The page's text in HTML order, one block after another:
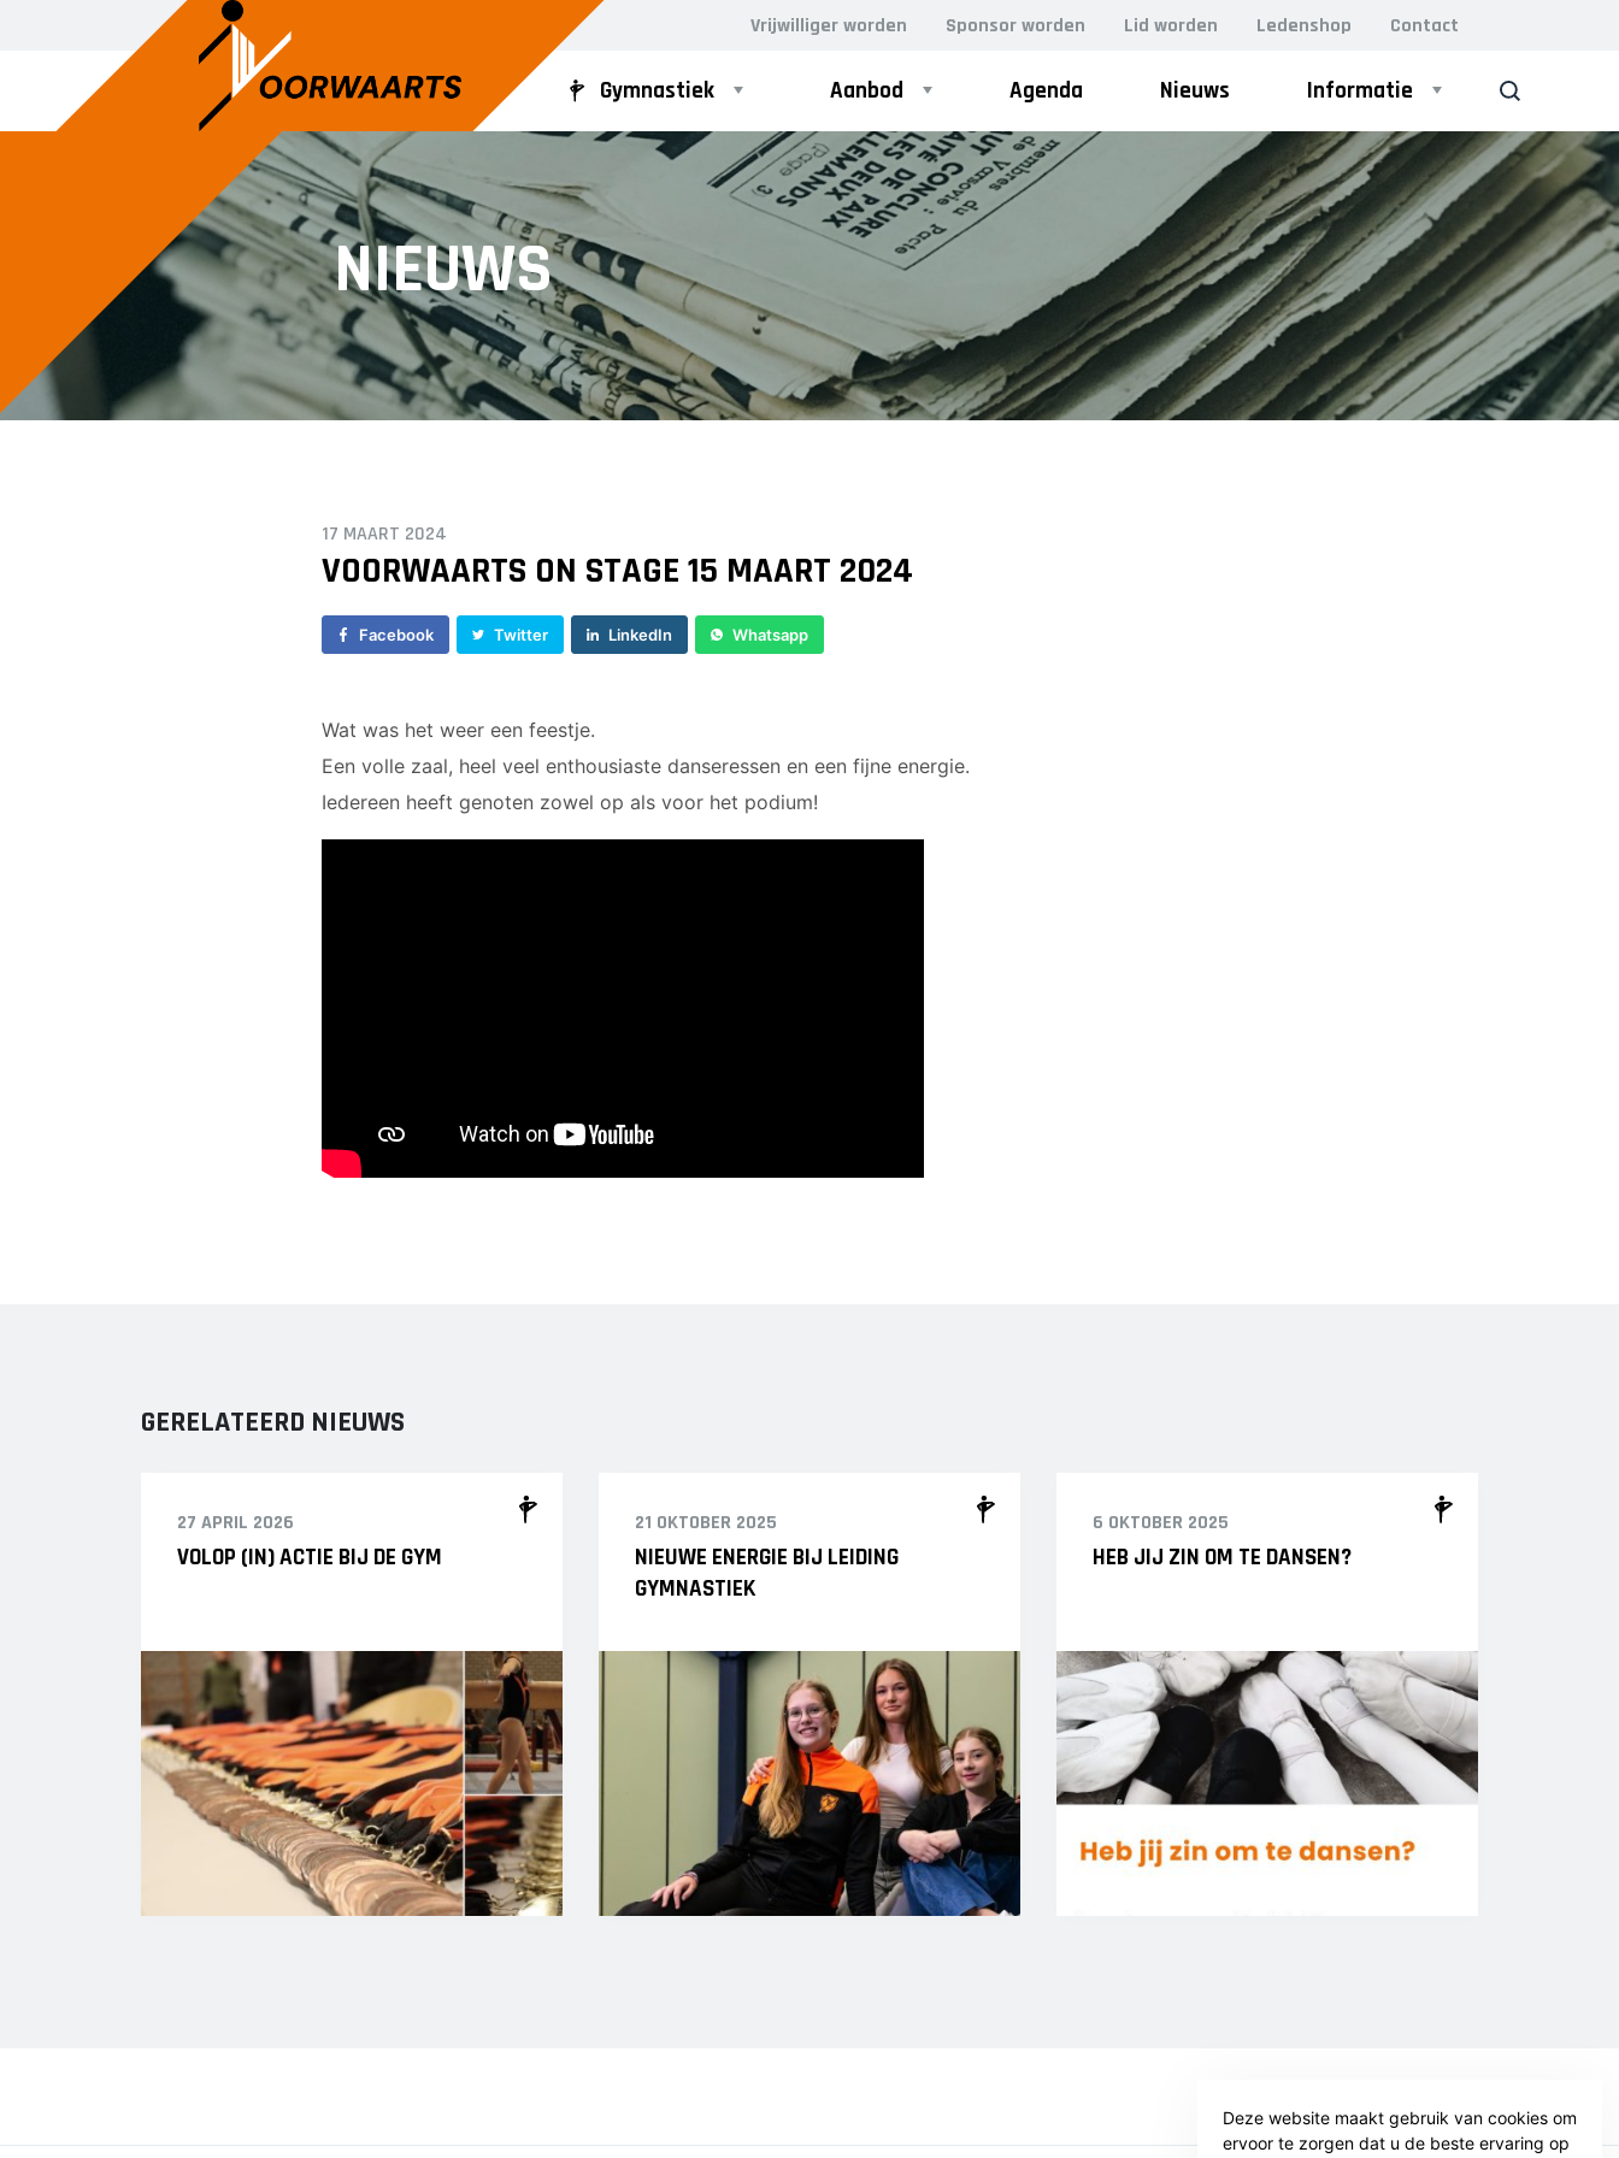
Deze website maakt gebruik van cookies om
ervoor te zorgen dat u de beste ervaring op
Vrijwilliger worden Sponsor worden Lid worden Ledenshop Contact
Gymnastiek Aanbod
JEUGD DANS
Ballet
Jazzdans
JEUGD GYM
Kleutergym
Peutergym
Turnen
VOLWASSEN DANS
Dance for Fun 30+
VOLWASSEN GYM
BodyFit (VOL)
Damesgym 50+
Essentrics
H.I.I.T. gym
MFB (Men’s Fitness Bootcamp)
Agenda Nieuws Informatie
Bestuur
Leiding
Lesrooster
Lidmaatschap
Vacatures
Kleding
ZOEK
NIEUWS
17 MAART 2024
VOORWAARTS ON STAGE 15 MAART 2024
Facebook Twitter LinkedIn Whatsapp
Wat was het weer een feestje.
Een volle zaal, heel veel enthousiaste danseressen en een fijne energie.
Iedereen heeft genoten zowel op als voor het podium!
GERELATEERD NIEUWS
27 APRIL 2026
VOLOP (IN) ACTIE BIJ DE GYM
21 OKTOBER 2025
NIEUWE ENERGIE BIJ LEIDING
GYMNASTIEK
6 OKTOBER 2025
HEB JIJ ZIN OM TE DANSEN?